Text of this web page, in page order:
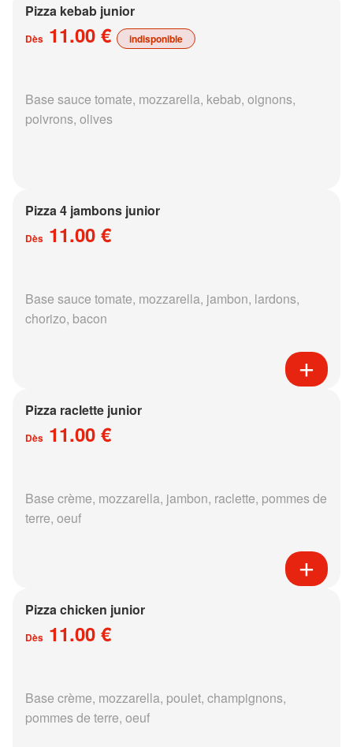
Pizza kebab junior
Dès 11.00 € indisponible
Base sauce tomate, mozzarella, kebab, oignons,
poivrons, olives
Pizza 4 jambons junior
Dès 11.00 €
Base sauce tomate, mozzarella, jambon, lardons,
chorizo, bacon
Pizza raclette junior
Dès 11.00 €
Base crème, mozzarella, jambon, raclette, pommes de
terre, oeuf
Pizza chicken junior
Dès 11.00 €
Base crème, mozzarella, poulet, champignons,
pommes de terre, oeuf